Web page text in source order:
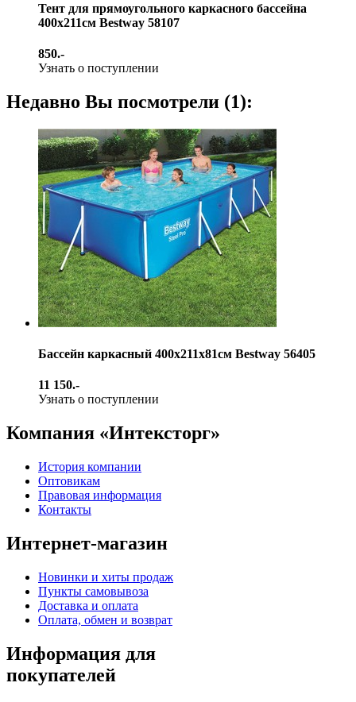
Тент для прямоугольного каркасного бассейна
400х211см Bestway 58107
850.-
Узнать о поступлении
Недавно Вы посмотрели (1):
Бассейн каркасный 400х211х81см Bestway 56405
11 150.-
Узнать о поступлении
Компания «Интексторг»
История компании
Оптовикам
Правовая информация
Контакты
Интернет-магазин
Новинки и хиты продаж
Пункты самовывоза
Доставка и оплата
Оплата, обмен и возврат
Информация для
покупателей